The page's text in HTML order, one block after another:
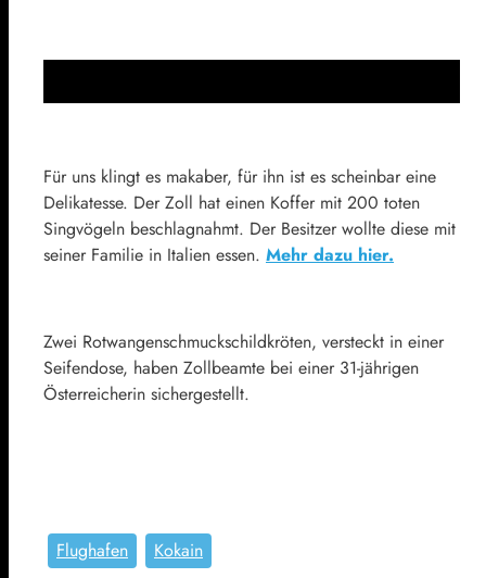
Für uns klingt es makaber, für ihn ist es scheinbar eine
Delikatesse. Der Zoll hat einen Koffer mit 200 toten
Singvögeln beschlagnahmt. Der Besitzer wollte diese mit
seiner Familie in Italien essen. Mehr dazu hier.
Zwei Rotwangenschmuckschildkröten, versteckt in einer
Seifendose, haben Zollbeamte bei einer 31-jährigen
Österreicherin sichergestellt.
Flughafen Kokain